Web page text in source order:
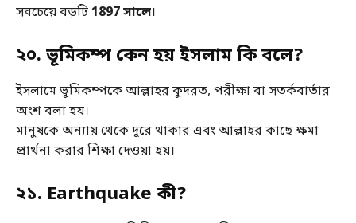
সবচেয়ে বড়টি1897 সালে।
২০. ভূমিকম্প কেন হয় ইসলাম কি বলে?
ইসলামে ভূমিকম্পকে আল্লাহর কুদরত, পরীক্ষা বা সতর্কবার্তার
অংশ বলা হয়।
মানুষকে অন্যায় থেকে দূরে থাকার এবং আল্লাহর কাছে ক্ষমা
প্রার্থনা করার শিক্ষা দেওয়া হয়।
২১. Earthquake কী?